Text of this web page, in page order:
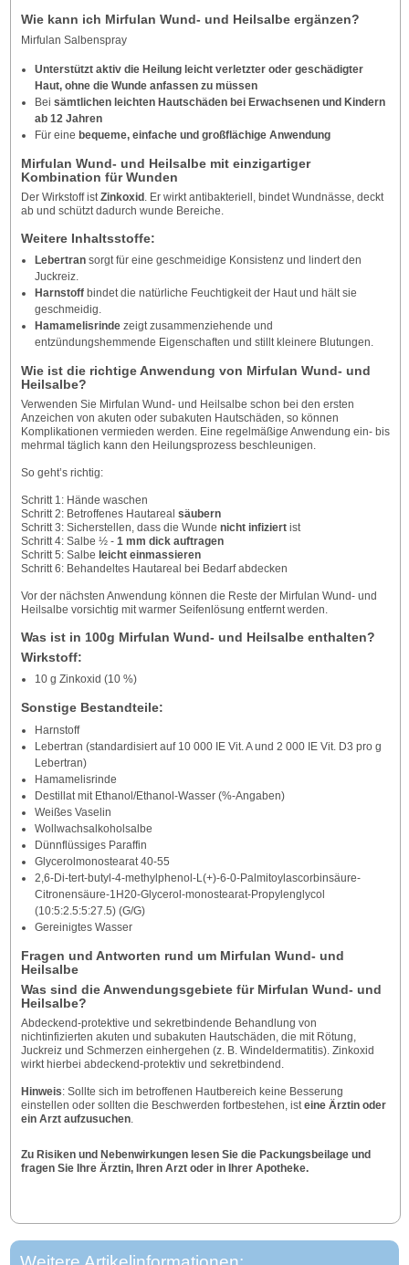
Wie kann ich Mirfulan Wund- und Heilsalbe ergänzen?
Mirfulan Salbenspray
Unterstützt aktiv die Heilung leicht verletzter oder geschädigter
Haut, ohne die Wunde anfassen zu müssen
Bei sämtlichen leichten Hautschäden bei Erwachsenen und Kindern
ab 12 Jahren
Für eine bequeme, einfache und großflächige Anwendung
Mirfulan Wund- und Heilsalbe mit einzigartiger
Kombination für Wunden
Der Wirkstoff ist Zinkoxid. Er wirkt antibakteriell, bindet Wundnässe, deckt
ab und schützt dadurch wunde Bereiche.
Weitere Inhaltsstoffe:
Lebertransorgt für eine geschmeidige Konsistenz und lindert den
Juckreiz.
Harnstoffbindet die natürliche Feuchtigkeit der Haut und hält sie
geschmeidig.
Hamamelisrindezeigt zusammenziehende und
entzündungshemmende Eigenschaften und stillt kleinere Blutungen.
Wie ist die richtige Anwendung von Mirfulan Wund- und
Heilsalbe?
Verwenden Sie Mirfulan Wund- und Heilsalbe schon bei den ersten
Anzeichen von akuten oder subakuten Hautschäden, so können
Komplikationen vermieden werden. Eine regelmäßige Anwendung ein- bis
mehrmal täglich kann den Heilungsprozess beschleunigen.
So geht’s richtig:
Schritt 1: Hände waschen
Schritt 2: Betroffenes Hautareal säubern
Schritt 3: Sicherstellen, dass die Wunde nicht infiziertist
Schritt 4: Salbe ½ - 1 mm dick auftragen
Schritt 5: Salbe leicht einmassieren
Schritt 6: Behandeltes Hautareal bei Bedarf abdecken
Vor der nächsten Anwendung können die Reste der Mirfulan Wund- und
Heilsalbe vorsichtig mit warmer Seifenlösung entfernt werden.
Was ist in 100g Mirfulan Wund- und Heilsalbe enthalten?
Wirkstoff:
10 g Zinkoxid (10 %)
Sonstige Bestandteile:
Harnstoff
Lebertran (standardisiert auf 10 000 IE Vit. A und 2 000 IE Vit. D3 pro g
Lebertran)
Hamamelisrinde
Destillat mit Ethanol/Ethanol-Wasser (%-Angaben)
Weißes Vaselin
Wollwachsalkoholsalbe
Dünnflüssiges Paraffin
Glycerolmonostearat 40-55
2,6-Di-tert-butyl-4-methylphenol-L(+)-6-0-Palmitoylascorbinsäure-
Citronensäure-1H20-Glycerol-monostearat-Propylenglycol
(10:5:2.5:5:27.5) (G/G)
Gereinigtes Wasser
Fragen und Antworten rund um Mirfulan Wund- und
Heilsalbe
Was sind die Anwendungsgebiete für Mirfulan Wund- und
Heilsalbe?
Abdeckend-protektive und sekretbindende Behandlung von
nichtinfizierten akuten und subakuten Hautschäden, die mit Rötung,
Juckreiz und Schmerzen einhergehen (z. B. Windeldermatitis). Zinkoxid
wirkt hierbei abdeckend-protektiv und sekretbindend.
Hinweis: Sollte sich im betroffenen Hautbereich keine Besserung
einstellen oder sollten die Beschwerden fortbestehen, isteine Ärztin oder
ein Arzt aufzusuchen.
Zu Risiken und Nebenwirkungen lesen Sie die Packungsbeilage und
fragen Sie Ihre Ärztin, Ihren Arzt oder in Ihrer Apotheke.